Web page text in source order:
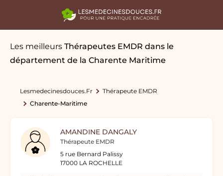
Les meilleurs Thérapeutes EMDR dans le
département de la Charente Maritime
Lesmedecinesdouces.fr
Thérapeute EMDR
Charente-Maritime
AMANDINE DANGALY
Thérapeute EMDR
5 rue Bernard Palissy
17000 LA ROCHELLE